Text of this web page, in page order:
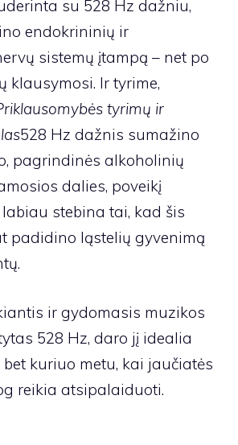
su 528 Hz dažniu,
endokrininių ir
sistemų įtampą – net po
klausymosi. Ir tyrime,
tyrimų ir
528 Hz dažnis sumažino
pagrindinės alkoholinių
dalies, poveikį
stebina tai, kad šis
padidino ląstelių gyvenimą
ir gydomasis muzikos
528 Hz, daro jį idealia
kuriuo metu, kai jaučiatės
reikia atsipalaiduoti.